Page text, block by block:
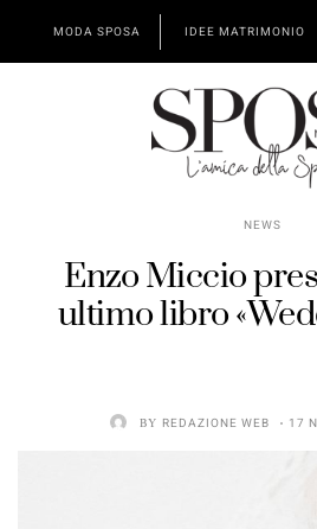
MODA SPOSA IDEE MATRIMONIO
NEWS
Enzo Miccio
ultimo libro
BY REDAZIONE WEB 17